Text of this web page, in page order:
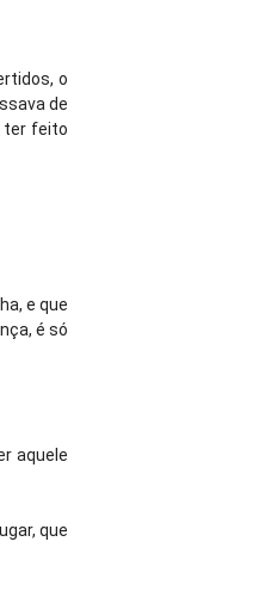
o
de
ter feito
e que
é só
aquele
que